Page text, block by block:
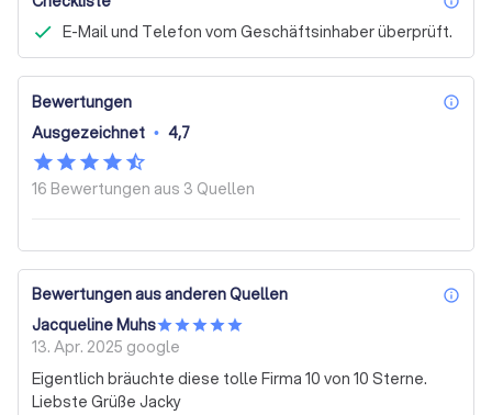
E-Mail und Telefon vom Geschäftsinhaber überprüft.
Bewertungen
Ausgezeichnet • 4,7
16 Bewertungen aus 3 Quellen
Bewertungen aus anderen Quellen
Jacqueline Muhs
13. Apr. 2025 google
Eigentlich bräuchte diese tolle Firma 10 von 10 Sterne.
Liebste Grüße Jacky